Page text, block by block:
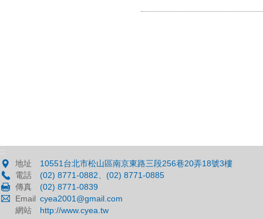
:::
地址
10551台北市松山區南京東路三段256巷20弄18號3樓
電話
(02) 8771-0882、(02) 8771-0885
傳真
(02) 8771-0839
Email cyea2001@gmail.com
網站
http://www.cyea.tw